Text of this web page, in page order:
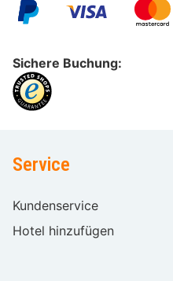
Sichere Buchung:
Service
Kundenservice
Hotel hinzufügen